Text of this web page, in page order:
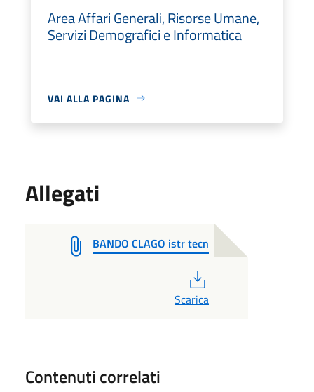
Area Affari Generali, Risorse Umane,
Servizi Demografici e Informatica
VAI ALLA PAGINA
Allegati
BANDO CLAGO istr tecn
Scarica
Contenuti correlati